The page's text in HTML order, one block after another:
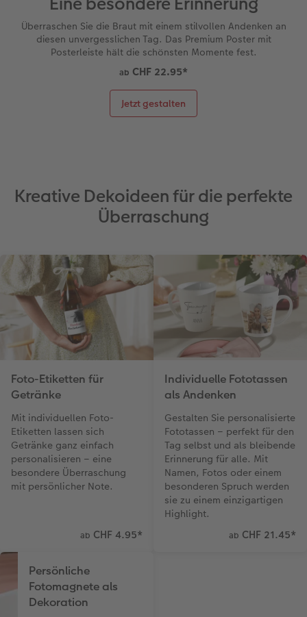
Überraschen Sie die Braut mit einem stilvollen Andenken an
diesen unvergesslichen Tag. Das Premium Poster mit
Posterleiste hält die schönsten Momente fest.
ab CHF 22.95*
Jetzt gestalten
Kreative Dekoideen für die perfekte
Überraschung
Foto-Etiketten für
Getränke
Mit individuellen Foto-
Etiketten lassen sich
Getränke ganz einfach
personalisieren – eine
besondere Überraschung
mit persönlicher Note.
ab CHF 4.95*
Individuelle Fototassen
als Andenken
Gestalten Sie personalisierte
Fototassen – perfekt für den
Tag selbst und als bleibende
Erinnerung für alle. Mit
Namen, Fotos oder einem
besonderen Spruch werden
sie zu einem einzigartigen
Highlight.
ab CHF 21.45*
Persönliche
Fotomagnete als
Dekoration